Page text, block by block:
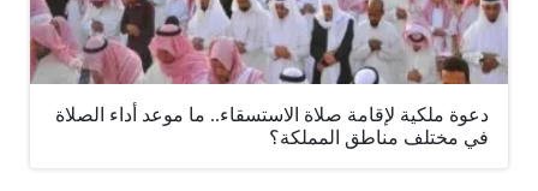
دعوة ملكية لإقامة صلاة الاستسقاء.. ما موعد أداء الصلاة
في مختلف مناطق المملكة؟